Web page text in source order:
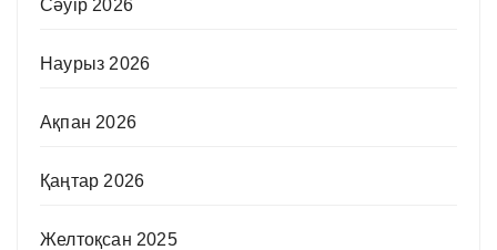
Сәуір 2026
Наурыз 2026
Ақпан 2026
Қаңтар 2026
Желтоқсан 2025